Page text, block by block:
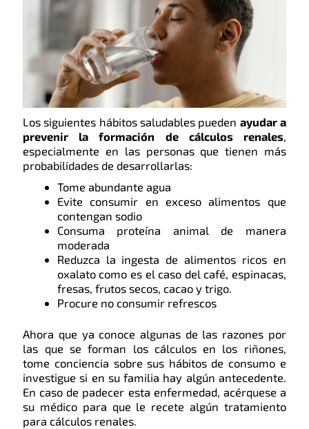
Los siguientes hábitos saludables pueden ayudar a
prevenir la formación de cálculos renales,
especialmente en las personas que tienen más
probabilidades de desarrollarlas:
Tome abundante agua
Evite consumir en exceso alimentos que
contengan sodio
Consuma proteína animal de manera
moderada
Reduzca la ingesta de alimentos ricos en
oxalato como es el caso del café, espinacas,
fresas, frutos secos, cacao y trigo.
Procure no consumir refrescos
Ahora que ya conoce algunas de las razones por
las que se forman los cálculos en los riñones,
tome conciencia sobre sus hábitos de consumo e
investigue si en su familia hay algún antecedente.
En caso de padecer esta enfermedad, acérquese a
su médico para que le recete algún tratamiento
para cálculos renales.